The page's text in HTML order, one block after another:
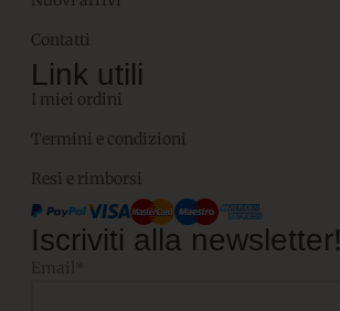
Contatti
Link utili
I miei ordini
Termini e condizioni
Resi e rimborsi
Iscriviti alla newsletter!